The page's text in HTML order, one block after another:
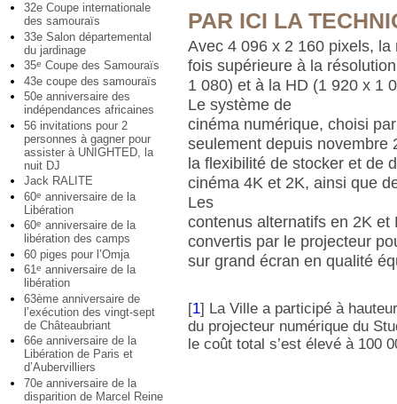
32e Coupe internationale
des samouraïs
33e Salon départemental
du jardinage
35e Coupe des Samouraïs
43e coupe des samouraïs
50e anniversaire des
indépendances africaines
56 invitations pour 2
personnes à gagner pour
assister à UNIGHTED, la
nuit DJ
Jack RALITE
60e anniversaire de la
Libération
60e anniversaire de la
libération des camps
60 piges pour l’Omja
61e anniversaire de la
libération
63ème anniversaire de
l’exécution des vingt-sept
de Châteaubriant
66e anniversaire de la
Libération de Paris et
d’Aubervilliers
70e anniversaire de la
disparition de Marcel Reine
PAR ICI LA
Avec 4 096 x 2 160 pixels,
fois supérieure à la
1 080) et à la HD (1 920 x 1
Le système de
cinéma numérique, choisi
seulement depuis novembre
la flexibilité de stocker et de
cinéma 4K et 2K, ainsi que
Les
contenus alternatifs en 2K
convertis par le projecteur
sur grand écran en qualité
[1] La Ville a participé à
du projecteur numérique du
le coût total s’est élevé à 100